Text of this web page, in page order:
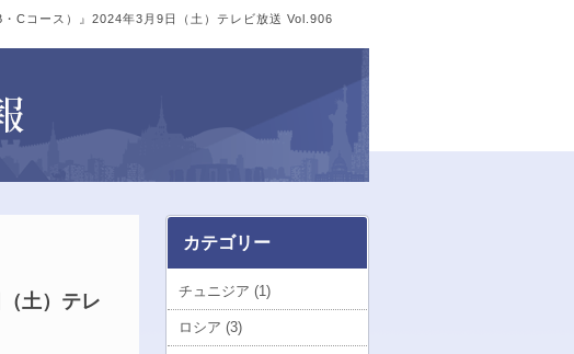
Cコース）』2024年3月9日（土）テレビ放送 Vol.906
土）テレ
カテゴリー
チュニジア (1)
ロシア (3)